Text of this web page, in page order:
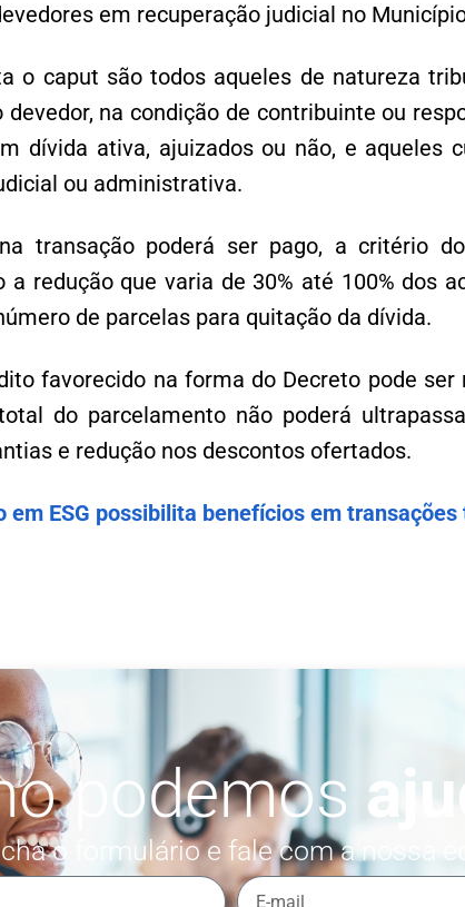
em recuperação judicial no
o caput são todos aqueles de natureza
na condição de contribuinte ou
dívida ativa, ajuizados ou não, e aqueles
ou administrativa.
transação poderá ser pago, a critério
a redução que varia de 30% até 100% dos
de parcelas para quitação da dívida.
favorecido na forma do Decreto pode ser
do parcelamento não poderá
e redução nos descontos ofertados.
em ESG possibilita benefícios em
podemos
o formulário e fale com a nossa